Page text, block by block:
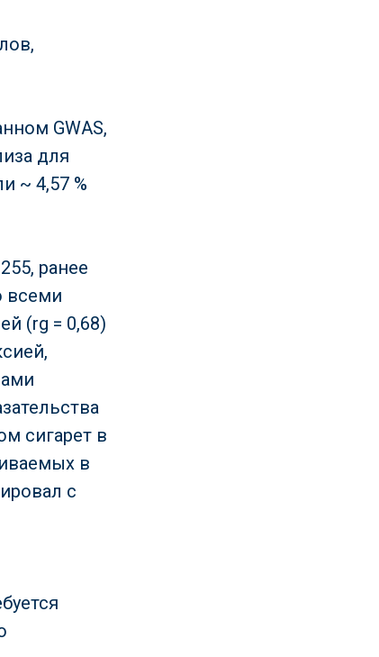
GWAS,
для
~ 4,57 %
ранее
всеми
(rg = 0,68)
сигарет в
в
с